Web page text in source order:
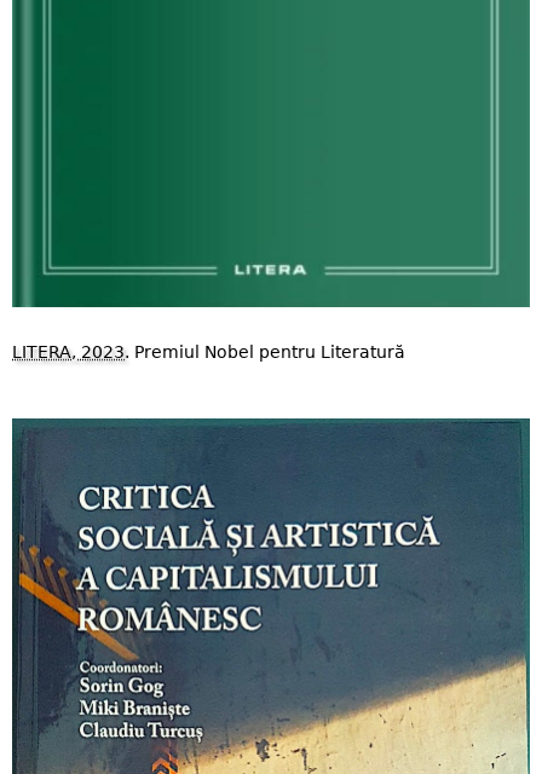
LITERA, 2023. Premiul Nobel pentru Literatură